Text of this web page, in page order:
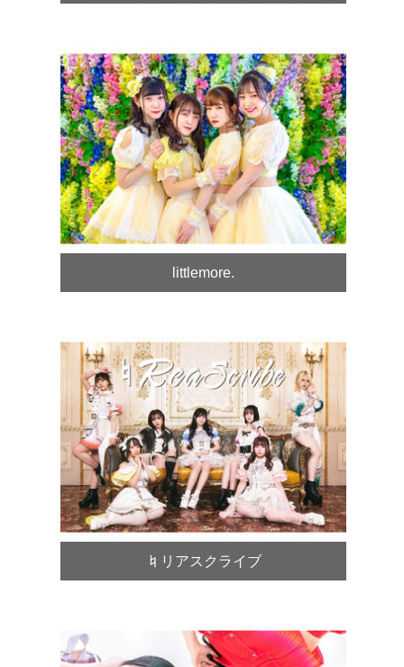
littlemore.
♮リアスクライブ